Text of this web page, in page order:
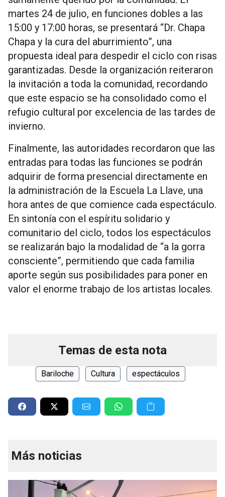
martes 24 de julio, en funciones dobles a las
15:00 y 17:00 horas, se presentará “Dr. Chapa
Chapa y la cura del aburrimiento”, una
propuesta ideal para despedir el ciclo con risas
garantizadas. Desde la organización reiteraron
la invitación a toda la comunidad, recordando
que este espacio se ha consolidado como el
refugio cultural por excelencia de las tardes de
invierno.
Finalmente, las autoridades recordaron que las
entradas para todas las funciones se podrán
adquirir de forma presencial directamente en
la administración de la Escuela La Llave, una
hora antes de que comience cada espectáculo.
En sintonía con el espíritu solidario y
comunitario del ciclo, todos los espectáculos
se realizarán bajo la modalidad de “a la gorra
consciente”, permitiendo que cada familia
aporte según sus posibilidades para poner en
valor el enorme trabajo de los artistas locales.
Temas de esta nota
Bariloche Cultura espectáculos
Más noticias